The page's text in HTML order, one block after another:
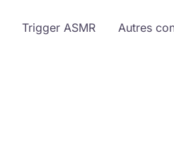
Trigger ASMR Autres